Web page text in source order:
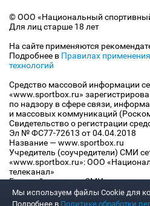
© ООО «Национальный
Для лиц старше 18 лет
На сайте применяются
Подробнее в Правилах
технологий
Средство массовой информации
«www.sportbox.ru»
по надзору в сфере связи,
и массовых коммуникаций
Свидетельство о регистрации
Эл № ФС77-72613 от 04.04.2018
Название — www.sportbox.ru
Учредитель (соучредители) СМИ
«www.sportbox.ru»: ООО
телеканал»
Главный редактор СМИ сетевого
Конов В.А.
Номер телефона редакции СМИ
Мы используем файлы Сookie для
Подробнее в Политике обработки